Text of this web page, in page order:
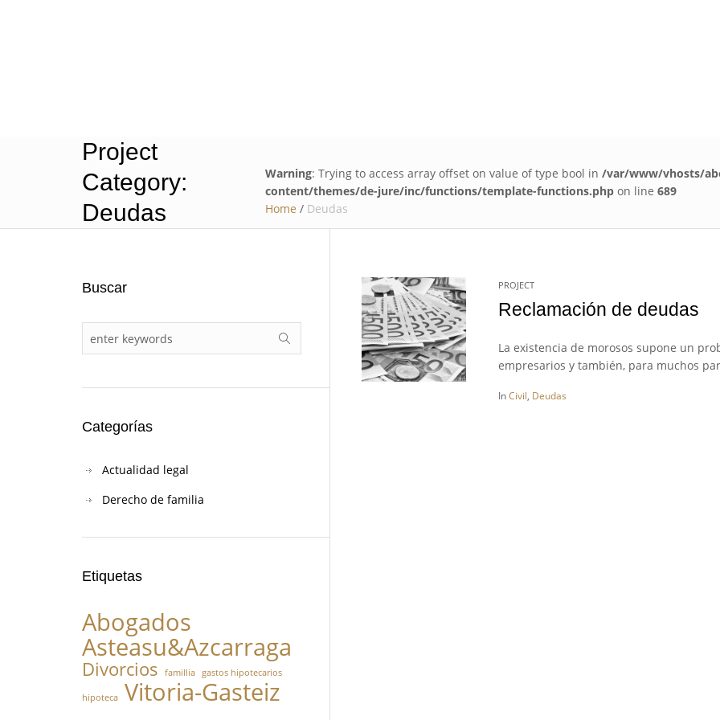
Project
Category:
Deudas
Warning: Trying to access array offset on value of type bool in /var/www/vhosts/
content/themes/de-jure/inc/functions/template-functions.phpon line 689
Home / Deudas
PROJECT
Reclamación de deudas
La existencia de morosos supone un
empresarios y también, para muchos
InCivil, Deudas
Buscar
Categorías
Actualidad legal
Derecho de familia
Etiquetas
Abogados
Asteasu&Azcarraga
Divorcios famillia gastos hipotecarios
hipoteca Vitoria-Gasteiz